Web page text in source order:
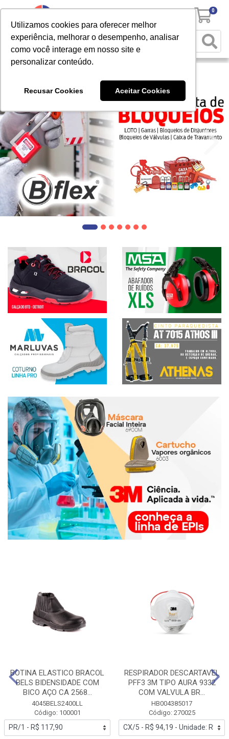
Utilizamos cookies para oferecer melhor
experiência, melhorar o desempenho, analisar
como você interage em nosso site e
personalizar conteúdo.
Recusar Cookies Aceitar Cookies
0
BOTINA ELASTICO BRACOL
BELS BIDENSIDADE COM
BICO AÇO CA 2568...
4045BELS2400LL
Código: 100001
RESPIRADOR DESCARTAVEL
PFF3 3M TIPO AURA 9332
COM VALVULA BR...
HB004385017
Código: 270025